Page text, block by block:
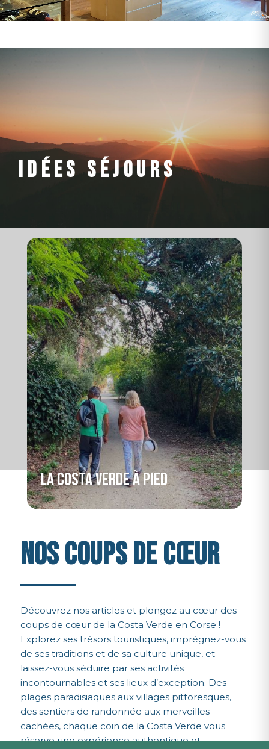
IDÉES SÉJOURS
La Costa Verde à pied
NOS COUPS DE CŒUR
Découvrez nos articles et plongez au cœur des
coups de cœur de la Costa Verde en Corse !
Explorez ses trésors touristiques, imprégnez-vous
de ses traditions et de sa culture unique, et
laissez-vous séduire par ses activités
incontournables et ses lieux d’exception. Des
plages paradisiaques aux villages pittoresques,
des sentiers de randonnée aux merveilles
cachées, chaque coin de la Costa Verde vous
réserve une expérience authentique et